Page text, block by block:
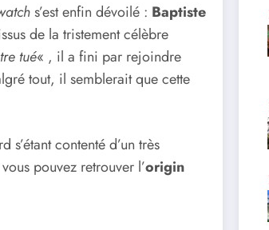
s’est enfin dévoilé : Baptiste
de la tristement célèbre
tué« , il a fini par rejoindre
tout, il semblerait que cette
contenté d’un très
pouvez retrouver l’origin